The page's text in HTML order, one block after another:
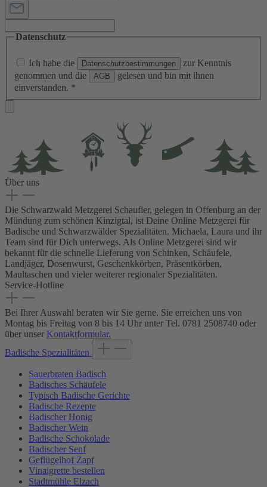
Datenschutz
Ich habe die Datenschutzbestimmungen
zur Kenntnis
genommen und die
AGB
gelesen und bin mit ihnen
einverstanden. *
Über uns
Die Schwarzwald Metzgerei Schaufler, gelegen in Offenburg an der
Mündung zum schönen Kinzigtal, ist Deine Online Metzgerei für
Badische und Schwarzwälder Spezialitäten. Michaela, Laura und ihr
Team sind für Dich unterwegs. Als Online Metzgerei sind wir
bekannt für die schnelle Lieferung von Schinken, Schäufele,
Landjäger, Dosenwurst, Geschenkkörben, Präsentkörben,
Maultaschen und vieler weiterer regionaler Spezialitäten.
Service-Hotline
Bei Ihrer Auswahl beraten wir Sie gerne. Sie erreichen uns von
Montag bis Freitag von 8 bis 14 Uhr unter Tel. 0781 2508740 oder
über unser Kontaktformular.
Badische Spezialitäten
Sauerbraten Badisch
Badisches Schäufele
Typisch Badische Gerichte
Badische Rezepte
Badischer Honig
Badischer Wein
Badische Schokolade
Badischer Senf
Geflügelhof Zapf
Vinaigrette bestellen
Stadtmühle Elzach